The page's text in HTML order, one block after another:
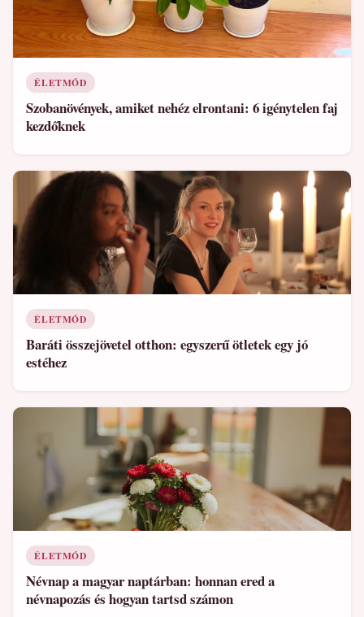
ÉLETMÓD
Szobanövények, amiket nehéz elrontani: 6 igénytelen faj
kezdőknek
ÉLETMÓD
Baráti összejövetel otthon: egyszerű ötletek egy jó
estéhez
ÉLETMÓD
Névnap a magyar naptárban: honnan ered a
névnapozás és hogyan tartsd számon